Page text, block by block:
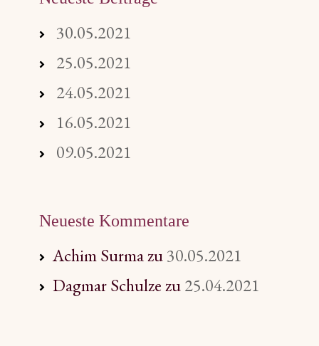
30.05.2021
25.05.2021
24.05.2021
16.05.2021
09.05.2021
Neueste Kommentare
Achim Surmazu30.05.2021
Dagmar Schulzezu25.04.2021